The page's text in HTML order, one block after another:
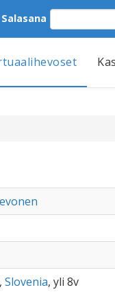
Salasana
Slovenia, yli 8v